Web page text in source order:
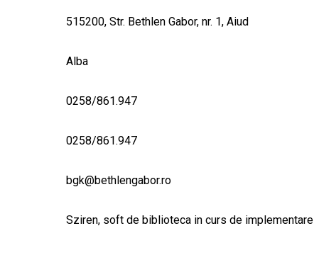
515200, Str. Bethlen Gabor, nr. 1, Aiud
Alba
0258/861.947
0258/861.947
bgk@bethlengabor.ro
Sziren, soft de biblioteca in curs de implementare